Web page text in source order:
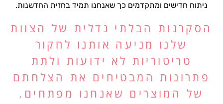
ניתוח חדישים ומתקדמים כך שאנחנו תמיד בחזית החדשנות.
הסקרנות הבלתי נדלית של הצוות
שלנו מניעה אותנו לחקור
טריטוריות לא ידועות ולתת
פתרונות המבטיחים את הצלחתם
של המוצרים שאנחנו מפתחים.